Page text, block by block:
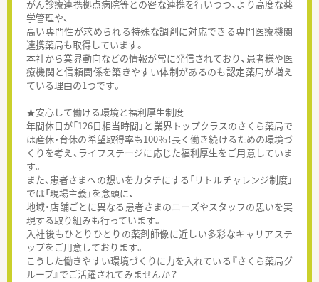
がん診療連携拠点病院等との密な連携を行いつつ、より高度な薬
学管理や、
高い専門性が求められる特殊な調剤に対応できる専門医療機関
連携薬局も取得しています。
本社から業界動向などの情報が常に発信されており、患者様や医
療機関と信頼関係を築きやすい体制があるのも認定薬局が増え
ている理由の1つです。
★安心して働ける環境と福利厚生制度
年間休日が「126日相当時間」と業界トップクラスのさくら薬局で
は産休・育休の希望取得率も100％！長く働き続けるための環境づ
くりを考え、ライフステージに応じた福利厚生をご用意していま
す。
また、患者さまへの想いをカタチにする「リトルチャレンジ制度」
では「現場主義」を念頭に、
地域・店舗ごとに異なる患者さまのニーズやスタッフの思いを実
現する取り組みも行っています。
入社後もひとりひとりの薬剤師像に近しい多彩なキャリアステ
ップをご用意しております。
こうした働きやすい環境づくりに力を入れている『さくら薬局グ
ループ』でご活躍されてみませんか？